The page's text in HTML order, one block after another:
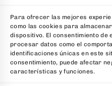
Para ofrecer las mejores
como las cookies para
dispositivo. El consentimiento
procesar datos como el
identificaciones únicas en este
consentimiento, puede afectar
características y funciones.
Política de cookies
Condiciones generales
Contacto
FAQs